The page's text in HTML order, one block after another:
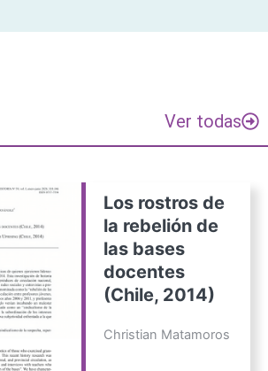
Ver todas
Los rostros de
la rebelión de
las bases
docentes
(Chile, 2014)
Christian Matamoros